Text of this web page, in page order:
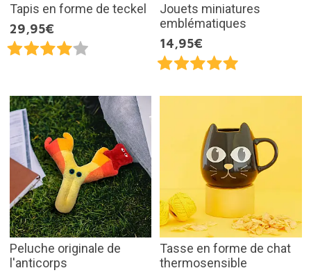
Tapis en forme de teckel
29,95€
Jouets miniatures
emblématiques
14,95€
Peluche originale de
l'anticorps
Tasse en forme de chat
thermosensible